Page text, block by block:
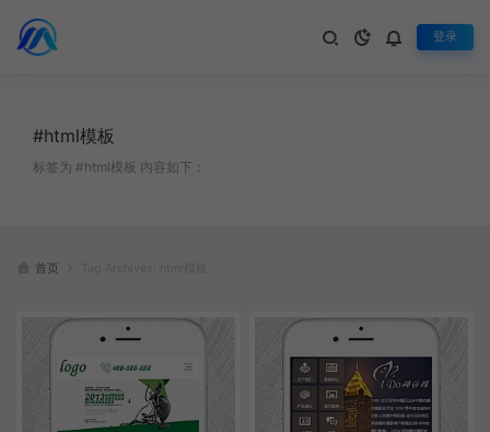
登录
#html模板
标签为 #html模板 内容如下：
首页